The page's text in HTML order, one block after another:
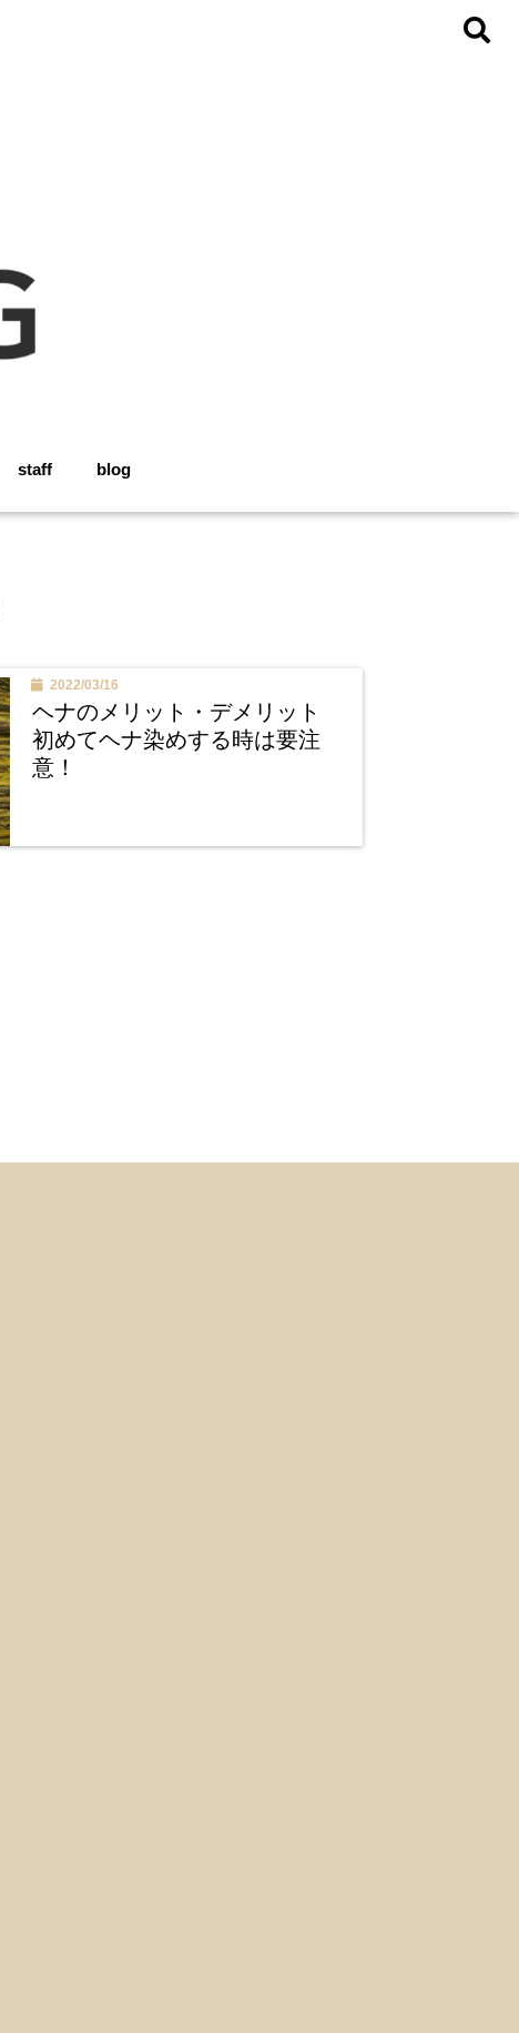
staff blog
2022/03/16
ヘナのメリット・デメリット
初めてヘナ染めする時は要注
意！